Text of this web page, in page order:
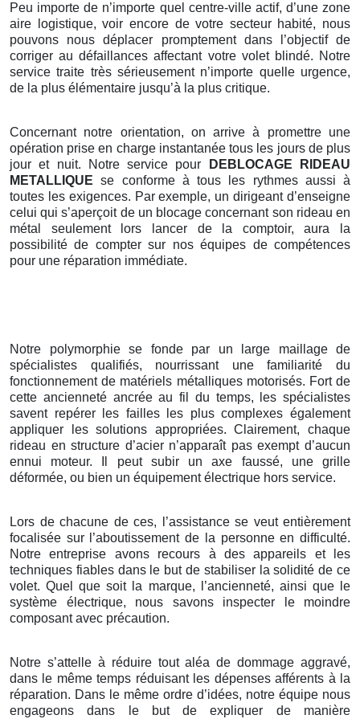
Peu importe de n’importe quel centre-ville actif, d’une zone
aire logistique, voir encore de votre secteur habité, nous
pouvons nous déplacer promptement dans l’objectif de
corriger au défaillances affectant votre volet blindé. Notre
service traite très sérieusement n’importe quelle urgence,
de la plus élémentaire jusqu’à la plus critique.
Concernant notre orientation, on arrive à promettre une
opération prise en charge instantanée tous les jours de plus
jour et nuit. Notre service pour
DEBLOCAGE RIDEAU
METALLIQUE se conforme à tous les rythmes aussi à
toutes les exigences. Par exemple, un dirigeant d’enseigne
celui qui s’aperçoit de un blocage concernant son rideau en
métal seulement lors lancer de la comptoir, aura la
possibilité de compter sur nos équipes de compétences
pour une réparation immédiate.
Notre polymorphie se fonde par un large maillage de
spécialistes qualifiés, nourrissant une familiarité du
fonctionnement de matériels métalliques motorisés. Fort de
cette ancienneté ancrée au fil du temps, les spécialistes
savent repérer les failles les plus complexes également
appliquer les solutions appropriées. Clairement, chaque
rideau en structure d’acier n’apparaît pas exempt d’aucun
ennui moteur. Il peut subir un axe faussé, une grille
déformée, ou bien un équipement électrique hors service.
Lors de chacune de ces, l’assistance se veut entièrement
focalisée sur l’aboutissement de la personne en difficulté.
Notre entreprise avons recours à des appareils et les
techniques fiables dans le but de stabiliser la solidité de ce
volet. Quel que soit la marque, l’ancienneté, ainsi que le
système électrique, nous savons inspecter le moindre
composant avec précaution.
Notre s’attelle à réduire tout aléa de dommage aggravé,
dans le même temps réduisant les dépenses afférents à la
réparation. Dans le même ordre d’idées, notre équipe nous
engageons dans le but de expliquer de manière